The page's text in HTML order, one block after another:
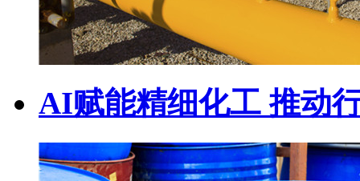
AI赋能精细化工 推动